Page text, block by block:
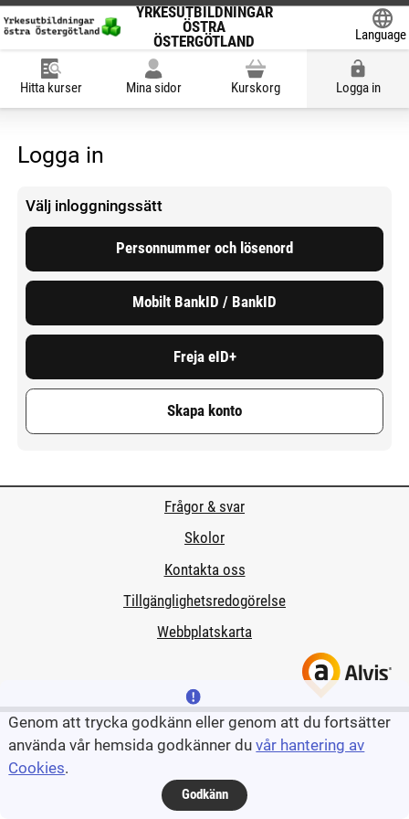
YRKESUTBILDNINGAR
ÖSTRA
ÖSTERGÖTLAND
Language
Hitta kurser Mina sidor Kurskorg Logga in
Logga in
Välj inloggningssätt
Personnummer och lösenord
Mobilt BankID / BankID
Freja eID+
Skapa konto
Frågor & svar
Skolor
Kontakta oss
Tillgänglighetsredogörelse
Webbplatskarta
Genom att trycka godkänn eller genom att du fortsätter
använda vår hemsida godkänner duvår hantering av
Cookies.
Godkänn